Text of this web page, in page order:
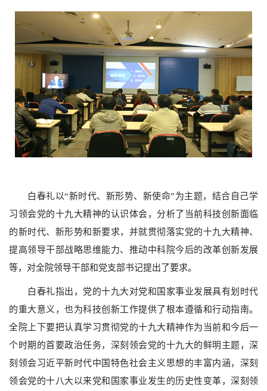
白春礼以“新时代、新形势、新使命”为主题，结合自己学
习领会党的十九大精神的认识体会，分析了当前科技创新面临
的新时代、新形势和新要求，并就贯彻落实党的十九大精神、
提高领导干部战略思维能力、推动中科院今后的改革创新发展
等，对全院领导干部和党支部书记提出了要求。
白春礼指出，党的十九大对党和国家事业发展具有划时代
的重大意义，也为科技创新工作提供了根本遵循和行动指南。
全院上下要把认真学习贯彻党的十九大精神作为当前和今后一
个时期的首要政治任务，深刻领会党的十九大的鲜明主题，深
刻领会习近平新时代中国特色社会主义思想的丰富内涵，深刻
领会党的十八大以来党和国家事业发生的历史性变革，深刻领